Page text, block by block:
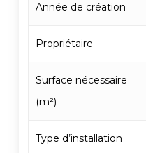
Année de création
Propriétaire
Surface nécessaire
(m²)
Type d’installation